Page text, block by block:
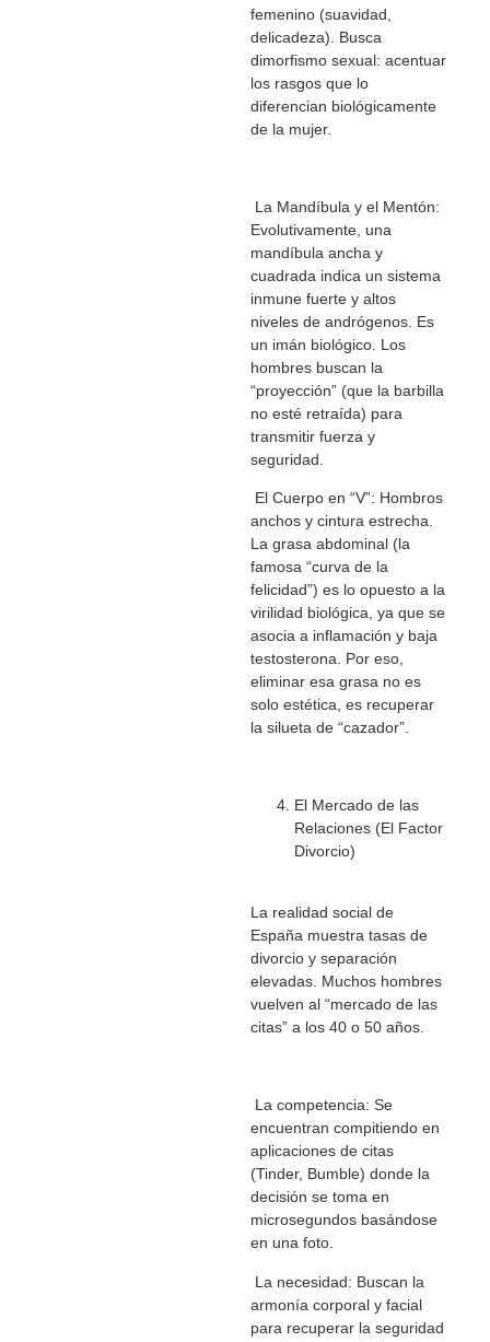
femenino (suavidad,
delicadeza). Busca
dimorfismo sexual: acentuar
los rasgos que lo
diferencian biológicamente
de la mujer.
La Mandíbula y el Mentón:
Evolutivamente, una
mandíbula ancha y
cuadrada indica un sistema
inmune fuerte y altos
niveles de andrógenos. Es
un imán biológico. Los
hombres buscan la
“proyección” (que la barbilla
no esté retraída) para
transmitir fuerza y
seguridad.
El Cuerpo en “V”: Hombros
anchos y cintura estrecha.
La grasa abdominal (la
famosa “curva de la
felicidad”) es lo opuesto a la
virilidad biológica, ya que se
asocia a inflamación y baja
testosterona. Por eso,
eliminar esa grasa no es
solo estética, es recuperar
la silueta de “cazador”.
El Mercado de las
Relaciones (El Factor
Divorcio)
La realidad social de
España muestra tasas de
divorcio y separación
elevadas. Muchos hombres
vuelven al “mercado de las
citas” a los 40 o 50 años.
La competencia: Se
encuentran compitiendo en
aplicaciones de citas
(Tinder, Bumble) donde la
decisión se toma en
microsegundos basándose
en una foto.
La necesidad: Buscan la
armonía corporal y facial
para recuperar la seguridad